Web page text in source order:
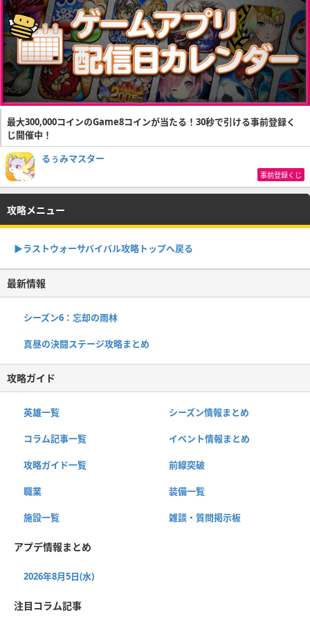
最大300,000コインのGame8コインが当たる！30秒で引ける事前登録く
じ開催中！
るぅみマスター
事前登録くじ
攻略メニュー
▶︎ラストウォーサバイバル攻略トップへ戻る
最新情報
シーズン6：忘却の雨林
真昼の決闘ステージ攻略まとめ
攻略ガイド
英雄一覧 シーズン情報まとめ
コラム記事一覧 イベント情報まとめ
攻略ガイド一覧 前線突破
職業 装備一覧
施設一覧 雑談・質問掲示板
アプデ情報まとめ
2026年8月5日(水)
注目コラム記事